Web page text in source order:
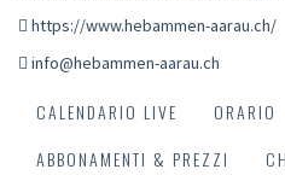
https://www.hebammen-aarau.ch/
info@hebammen-aarau.ch
CALENDARIO LIVE ORARIO
ABBONAMENTI & PREZZI